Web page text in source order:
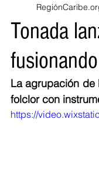
Atlántico La
Bloggeros
Educación
Tonada
La agrupación de
folclor con
https://